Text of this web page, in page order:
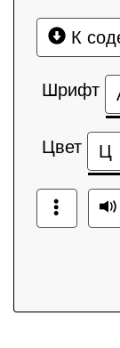
К
Шрифт
Цвет Ц